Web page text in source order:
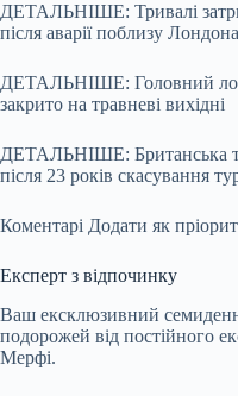
ДЕТАЛЬНІШЕ: Тривалі
після аварії поблизу Лондона
ДЕТАЛЬНІШЕ: Головний
закрито на травневі вихідні
ДЕТАЛЬНІШЕ: Британська
після 23 років скасування
Коментарі Додати як
Експерт з відпочинку
Ваш ексклюзивний
подорожей від постійного
Мерфі.